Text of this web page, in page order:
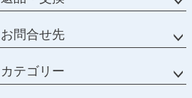
お問合せ先
カテゴリー